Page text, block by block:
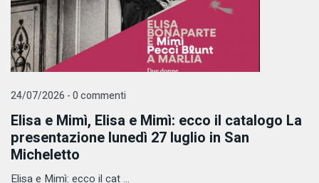
24/07/2026 - 0 commenti
Elisa e Mimì, Elisa e Mimì: ecco il catalogo La
presentazione lunedì 27 luglio in San
Micheletto
Elisa e Mimì: ecco il cat ...